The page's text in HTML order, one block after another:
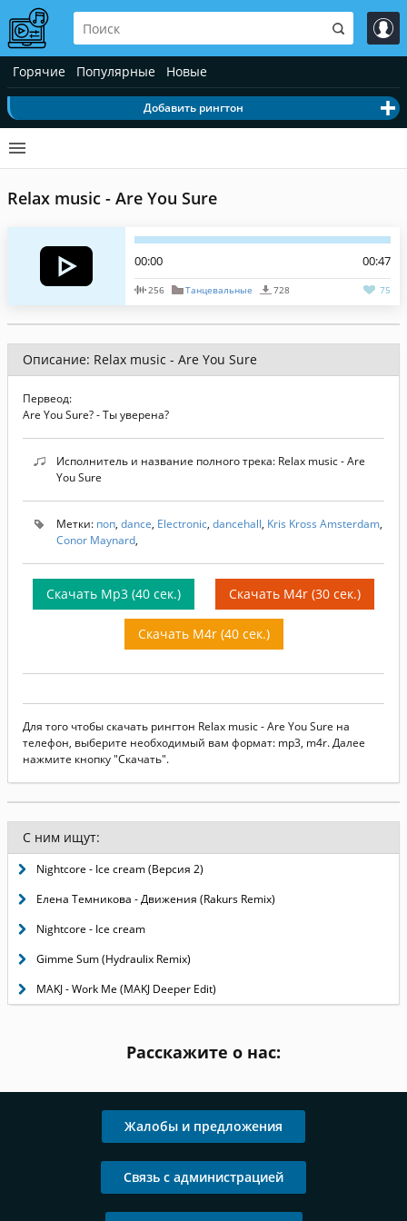
Горячие Популярные Новые
Добавить рингтон
Relax music - Are You Sure
00:00 00:47
256 Танцевальные 728 75
Описание: Relax music - Are You Sure
Первеод:
Are You Sure? - Ты уверена?
Исполнитель и название полного трека: Relax music - Are
You Sure
Метки: поп, dance, Electronic, dancehall, Kris Kross Amsterdam,
Conor Maynard,
Скачать Mp3 (40 сек.) Скачать M4r (30 сек.)
Скачать M4r (40 сек.)
Для того чтобы скачать рингтон Relax music - Are You Sure на
телефон, выберите необходимый вам формат: mp3, m4r. Далее
нажмите кнопку "Скачать".
С ним ищут:
Nightcore - Ice cream (Версия 2)
Елена Темникова - Движения (Rakurs Remix)
Nightcore - Ice cream
Gimme Sum (Hydraulix Remix)
MAKJ - Work Me (MAKJ Deeper Edit)
Расскажите о нас:
Жалобы и предложения
Связь с администрацией